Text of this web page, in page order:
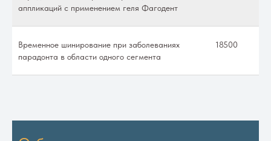
аппликаций с применением геля Фагодент
Временное шинирование при заболеваниях
парадонта в области одного сегмента
18500